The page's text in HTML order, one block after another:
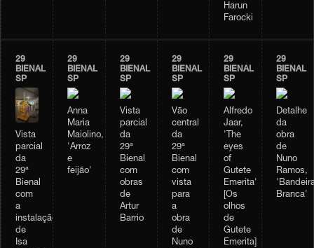
Harun
Farocki
29
BIENAL
SP
Vista
parcial
da
29ª
Bienal
com
a
instalação
de
Isa
29
BIENAL
SP
Anna
Maria
Maiolino,
'Arroz
e
feijão'
29
BIENAL
SP
Vista
parcial
da
29ª
Bienal
com
obras
de
Artur
Barrio
29
BIENAL
SP
Vão
central
da
29ª
Bienal
com
vista
para
a
obra
de
Nuno
29
BIENAL
SP
Alfredo
Jaar,
'The
eyes
of
Gutete
Emerita'
[Os
olhos
de
Gutete
Emerita]
29
BIENAL
SP
Detalhe
da
obra
de
Nuno
Ramos,
Branca'